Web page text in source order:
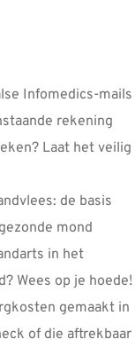
Infomedics-mails
rekening
Laat het veilig
de basis
mond
in het
Wees op je hoede!
gemaakt in
of die aftrekbaar